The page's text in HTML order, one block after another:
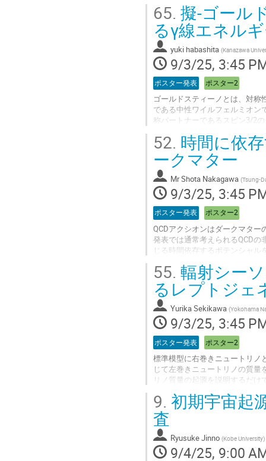
一方で、これまでの実験的探索
1\text{-}N)$~(N:右巻きニュー
タ崩壊により、電子型混合角
本発表では、レプトン数を2単
従来，混合角$\Theta_{\alpha...
Go
to
contribution
page
65. 擬-ゴール
るγ線エネル
yuki habashita (Kanazawa
9/3/25, 3:45
ポスター発表 ポスター2
ゴールドスティーノとは、対称
である中性ワイルフェルミオン
称パートナーであるスピン3/2
(SSM)を考え、2
つの超対称セクターが独立に
れ、ダークマターの候補とし
めにγ線への崩壊を考え、その
要な崩壊モードは...
Go
to
contribution
page
52. 時間に依
ークマター
MrShota Nakagawa (Tsung-
9/3/25, 3:45
ポスター発表 ポスター2
QCDアクシオンはダークマタ
発表では通常考えられるQCD
じる時間依存するポテンシャ
ルでスカラー場が振動した後
題を解くことができる。本発
ォールが崩壊可能な条件とダ
Go
to
contribution
page
55. 輻射シー
るレプトジェ
Yurika Sekikawa (Yokohama
9/3/25, 3:45
ポスター発表 ポスター2
標準模型に右巻きニュートリノ
じて左巻きニュートリノの質
リノ質量の起源を説明するだ
スカラー二重項が右巻きニュー
した。本シナリオにおいて生成
ュートリノおよびスカラー二重
Go
to
9. 初期宇宙起
査
Ryusuke Jinno (Kobe University)
9/4/25, 9:00